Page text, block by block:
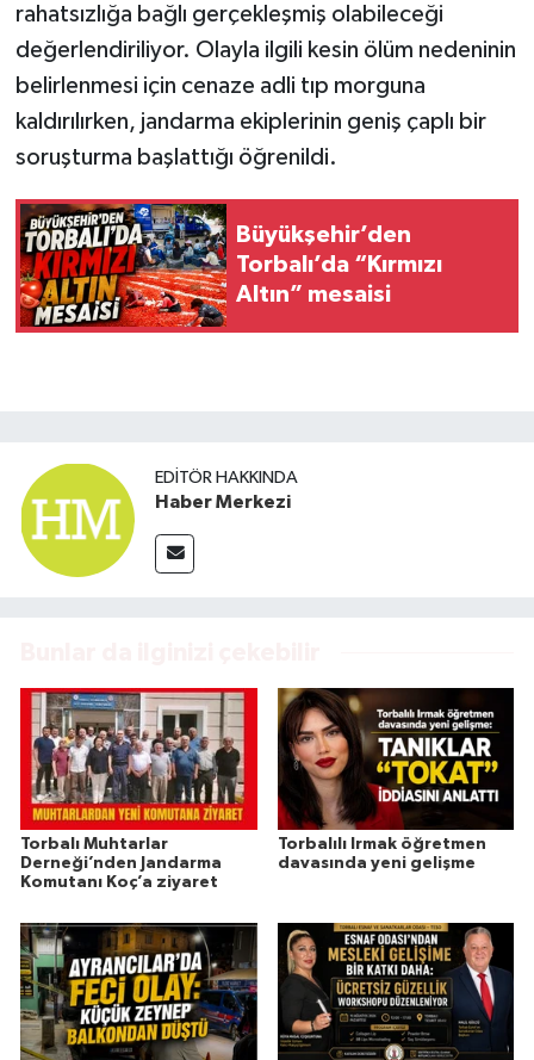
rahatsızlığa bağlı gerçekleşmiş olabileceği
değerlendiriliyor. Olayla ilgili kesin ölüm nedeninin
belirlenmesi için cenaze adli tıp morguna
kaldırılırken, jandarma ekiplerinin geniş çaplı bir
soruşturma başlattığı öğrenildi.
Büyükşehir’den
Torbalı’da “Kırmızı
Altın” mesaisi
EDITÖR HAKKINDA
Haber Merkezi
Torbalı Muhtarlar
Derneği’nden Jandarma
Komutanı Koç’a ziyaret
Torbalılı Irmak öğretmen
davasında yeni gelişme